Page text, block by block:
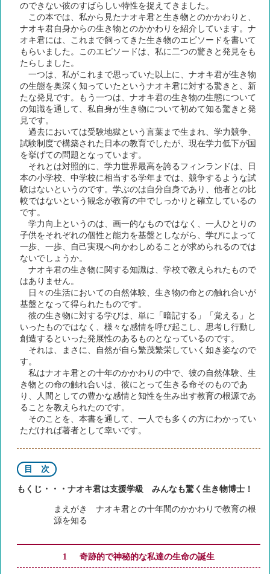
のできない彼のすばらしい特性を捉えてきました。
この本では、私から見たナオキ君と生き物とのかかわりと、
ナオキ君自身からの生き物とのかかわりを紹介しています。ナ
オキ君には、これまで飼ってきた生き物のエピソードを書いて
もらいました。このエピソードは、私に二つの驚きと発見をも
たらしました。
一つは、私がこれまで思っていた以上に、ナオキ君が生き物
の生態を奥深く知っていたというナオキ君に対する驚きと、新
たな発見です。もう一つは、ナオキ君の生き物の生態について
の知識を通して、私自身が生き物について初めて知る驚きと発
見です。
過去においては受験地獄という言葉まで生まれ、学力競争、
試験制度で構築された日本の教育でしたが、現在学力低下が国
を挙げての問題となっています。
それとは対照的に、学力世界最高を誇るフィンランドは、日
本の小学校、中学校に相当する学年までは、競争するような試
験はないというのです。学ぶのは自分自身であり、他者との比
較ではないという観念が教育の中でしっかりと確立しているの
です。
学力向上というのは、画一的なものではなく、一人ひとりの
子供をそれぞれの個性と能力を基盤としながら、学びによって
一歩、一歩、自己実現へ向かわしめることが求められるのでは
ないでしょうか。
ナオキ君の生き物に関する知識は、学校で教えられたもので
はありません。
日々の生活においての自然体験、生き物の命との触れ合いが
基盤となって得られたものです。
彼の生き物に対する学びは、単に「暗記する」「覚える」と
いったものではなく、様々な感情を呼び起こし、思考し行動し
創造するといった発展性のあるものとなっているのです。
それは、まさに、自然が自ら繁茂繁栄していく如き姿なので
す。
私はナオキ君との十年のかかわりの中で、彼の自然体験、生
き物との命の触れ合いは、彼にとって生きる命そのものであ
り、人間としての豊かな感情と知性を生み出す教育の根源であ
ることを教えられたのです。
そのことを、本書を通して、一人でも多くの方にわかってい
ただければ著者として幸いです。
目 次
もくじ・・・ナオキ君は支援学級 みんなも驚く生き物博士！
まえがき ナオキ君との十年間のかかわりで教育の根
源を知る
1 奇跡的で神秘的な私達の生命の誕生